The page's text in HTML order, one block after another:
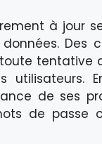
à jour
Des
tentative
utilisateurs.
de ses
de passe